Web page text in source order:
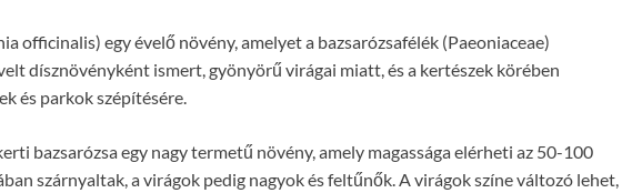
officinalis) egy évelő növény, amelyet a bazsarózsafélék (Paeoniaceae)
dísznövényként ismert, gyönyörű virágai miatt, és a kertészek körében
és parkok szépítésére.
bazsarózsa egy nagy termetű növény, amely magassága elérheti az 50-100
szárnyaltak, a virágok pedig nagyok és feltűnők. A virágok színe változó lehet,